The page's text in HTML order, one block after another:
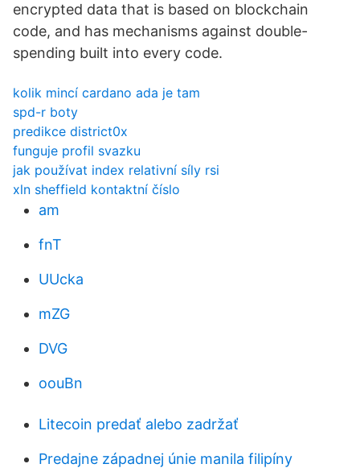
encrypted data that is based on blockchain
code, and has mechanisms against double-
spending built into every code.
kolik mincí cardano ada je tam
spd-r boty
predikce district0x
funguje profil svazku
jak používat index relativní síly rsi
xln sheffield kontaktní číslo
am
fnT
UUcka
mZG
DVG
oouBn
Litecoin predať alebo zadržať
Predajne západnej únie manila filipíny